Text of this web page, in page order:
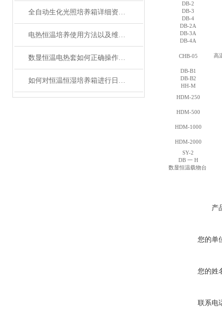
全自动生化光照培养箱详细资料分析使用教程
电热恒温培养使用方法以及维护与保养工作介绍
数显恒温电热套如何正确操作？这套方法你不得不知！
如何对恒温恒湿培养箱进行日常维护和保养？
DB-2
DB-3
DB-4
DB-2A
DB-3A
DB-4A
CHB-05 高
DB-B1
DB-B2
HH-M
HDM-250
HDM-500
HDM-1000
HDM-2000
SY-2
DB 一H
数显恒温载物台
产
您的单
您的姓
联系电